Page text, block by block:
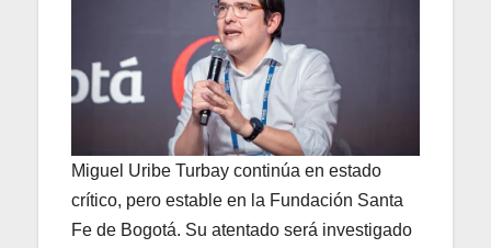
Miguel Uribe Turbay continúa en estado
crítico, pero estable en la Fundación Santa
Fe de Bogotá. Su atentado será investigado